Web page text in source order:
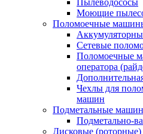
Пылеводососы
Моющие
Поломоечные
Сетевые
Поломоечные
оператора
Чехлы для
машин
Подметальные
Подметально-
Дисковые